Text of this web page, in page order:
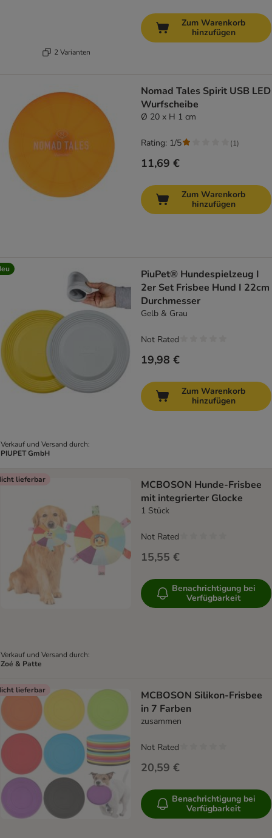
2 Varianten
Zum Warenkorb
hinzufügen
Nomad Tales Spirit USB LED
Wurfscheibe
Ø 20 x H 1 cm
11,69 €
Rating: 1/5 (1)
Zum Warenkorb
hinzufügen
Verkauf und Versand durch:
PIUPET GmbH
PiuPet® Hundespielzeug I
2er Set Frisbee Hund I 22cm
Durchmesser
Gelb & Grau
19,98 €
Not Rated
Zum Warenkorb
hinzufügen
lieferbar
Verkauf und Versand durch:
Zoé & Patte
MCBOSON Hunde-Frisbee
mit integrierter Glocke
1 Stück
15,55 €
Not Rated
Benachrichtigung bei
Verfügbarkeit
lieferbar
MCBOSON Silikon-Frisbee
in 7 Farben
zusammen
20,59 €
Not Rated
Benachrichtigung bei
Verfügbarkeit